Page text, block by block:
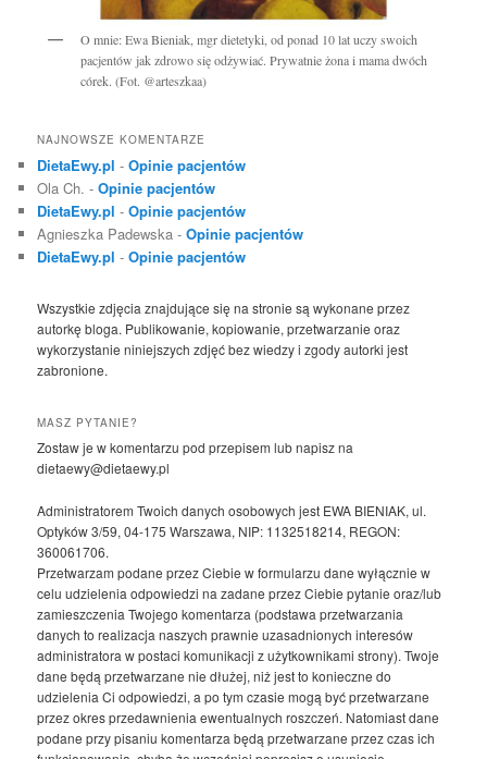
O mnie: Ewa Bieniak, mgr dietetyki, od ponad 10 lat uczy swoich
pacjentów jak zdrowo się odżywiać. Prywatnie żona i mama dwóch
córek. (Fot. @arteszkaa)
NAJNOWSZE KOMENTARZE
DietaEwy.pl -Opinie pacjentów
Ola Ch. -Opinie pacjentów
DietaEwy.pl -Opinie pacjentów
Agnieszka Padewska -Opinie pacjentów
DietaEwy.pl -Opinie pacjentów
Wszystkie zdjęcia znajdujące się na stronie są wykonane przez
autorkę bloga. Publikowanie, kopiowanie, przetwarzanie oraz
wykorzystanie niniejszych zdjęć bez wiedzy i zgody autorki jest
zabronione.
MASZ PYTANIE?
Zostaw je w komentarzu pod przepisem lub napisz na
dietaewy@dietaewy.pl
Administratorem Twoich danych osobowych jest EWA BIENIAK, ul.
Optyków 3/59, 04-175 Warszawa, NIP: 1132518214, REGON:
360061706.
Przetwarzam podane przez Ciebie w formularzu dane wyłącznie w
celu udzielenia odpowiedzi na zadane przez Ciebie pytanie oraz/lub
zamieszczenia Twojego komentarza (podstawa przetwarzania
danych to realizacja naszych prawnie uzasadnionych interesów
administratora w postaci komunikacji z użytkownikami strony). Twoje
dane będą przetwarzane nie dłużej, niż jest to konieczne do
udzielenia Ci odpowiedzi, a po tym czasie mogą być przetwarzane
przez okres przedawnienia ewentualnych roszczeń. Natomiast dane
podane przy pisaniu komentarza będą przetwarzane przez czas ich